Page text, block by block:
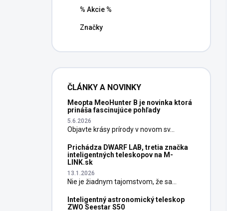
% Akcie %
Značky
ČLÁNKY A NOVINKY
Meopta MeoHunter B je novinka ktorá
prináša fascinujúce pohľady
5.6.2026
Objavte krásy prírody v novom sv...
Prichádza DWARF LAB, tretia značka
inteligentných teleskopov na M-
LINK.sk
13.1.2026
Nie je žiadnym tajomstvom, že sa...
Inteligentný astronomický teleskop
ZWO Seestar S50